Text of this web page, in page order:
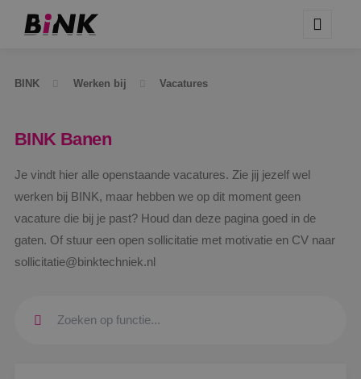
BINK Werken bij Vacatures
BINK Banen
Je vindt hier alle openstaande vacatures. Zie jij jezelf wel
werken bij BINK, maar hebben we op dit moment geen
vacature die bij je past? Houd dan deze pagina goed in de
gaten. Of stuur een open sollicitatie met motivatie en CV naar
sollicitatie@binktechniek.nl